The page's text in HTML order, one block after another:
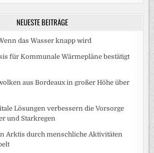
NEUESTE BEITRÄGE
das Wasser knapp wird
für Kommunale Wärmepläne bestätigt
aus Bordeaux in großer Höhe über
Lösungen verbessern die Vorsorge
und Starkregen
Arktis durch menschliche Aktivitäten